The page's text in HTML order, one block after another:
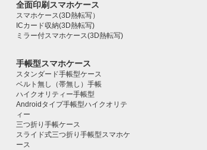
全面印刷スマホケース
スマホケース(3D熱転写）
ICカード収納(3D熱転写)
ミラー付スマホケース(3D熱転写)
手帳型スマホケース
スタンダード手帳型ケース
ベルト無し（帯無し）手帳
ハイクオリティー手帳型
Androidタイプ手帳型ハイクオリテ
ィー
三つ折り手帳ケース
スライド式三つ折り手帳型スマホケ
ース